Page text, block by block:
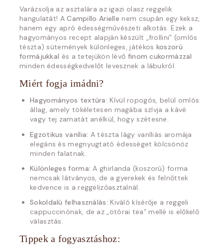
Varázsolja az asztalára az igazi olasz reggelik
hangulatát! ACampillo Arielle nem csupán egy keksz,
hanem egy apró édességművészeti alkotás. Ezek a
hagyományos recept alapján készült „frollini” (omlós
tészta) sütemények különleges, játékos koszorú
formájukkal és a tetejükön lévő finom cukormázzal
minden édességkedvelőt levesznek a lábukról.
Miért fogja imádni?
Hagyományos textúra: Kívül ropogós, belül omlós
állag, amely tökéletesen magába szívja a kávé
vagy tej zamatát anélkül, hogy szétesne.
Egzotikus vanília: A tészta lágy vaníliás aromája
elegáns és megnyugtató édességet kölcsönöz
minden falatnak.
Különleges forma: A ghirlanda (koszorú) forma
nemcsak látványos, de a gyerekek és felnőttek
kedvence is a reggelizőasztalnál.
Sokoldalú felhasználás: Kiváló kísérője a reggeli
cappuccinónak, de az „ötórai tea” mellé is előkelő
választás.
Tippek a fogyasztáshoz: